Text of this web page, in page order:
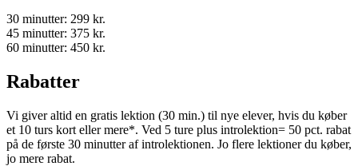
30 minutter: 299 kr.
45 minutter: 375 kr.
60 minutter: 450 kr.
Rabatter
Vi giver altid en gratis lektion (30 min.) til nye elever, hvis du køber
et 10 turs kort eller mere*. Ved 5 ture plus introlektion= 50 pct. rabat
på de første 30 minutter af introlektionen. Jo flere lektioner du køber,
jo mere rabat.